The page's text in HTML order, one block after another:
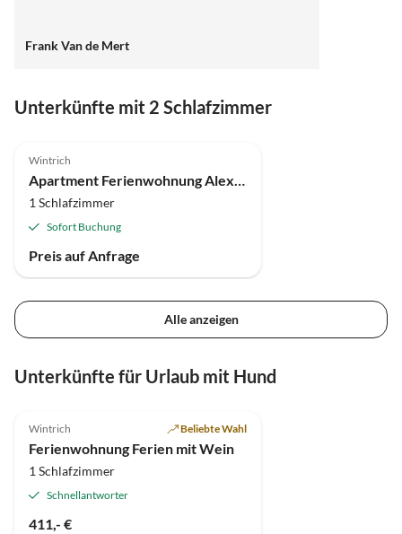
Frank Van de Mert
Unterkünfte mit 2 Schlafzimmer
Wintrich
Apartment Ferienwohnung Alexandra
1 Schlafzimmer
Sofort Buchung
Preis auf Anfrage
Alle anzeigen
Unterkünfte für Urlaub mit Hund
Wintrich Beliebte Wahl
Ferienwohnung Ferien mit Wein
1 Schlafzimmer
Schnellantworter
411,- €